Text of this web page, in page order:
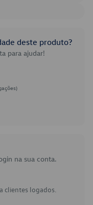
deste produto?
para ajudar!
na sua conta.
clientes logados.